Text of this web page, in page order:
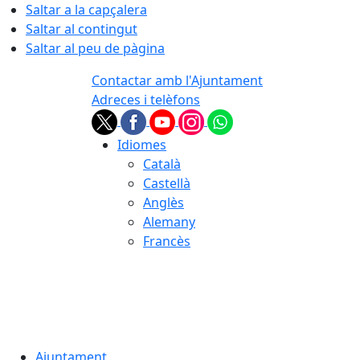
Saltar a la capçalera
Saltar al contingut
Saltar al peu de pàgina
Contactar amb l'Ajuntament
Adreces i telèfons
Idiomes
Català
Castellà
Anglès
Alemany
Francès